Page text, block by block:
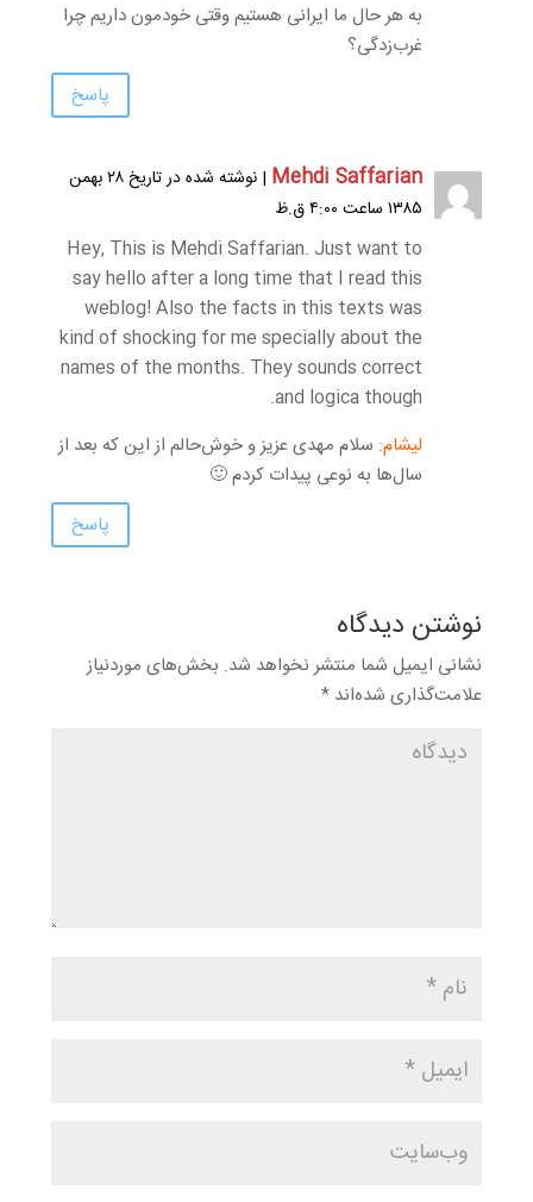
به هر حال ما ایرانی هستیم وقتی خودمون داریم چرا
غرب‌زدگی؟
پاسخ
Mehdi Saffarian
| نوشته شده در تاریخ ۲۸ بهمن
۱۳۸۵ ساعت ۴:۰۰ ق.ظ
Hey, This is Mehdi Saffarian. Just want to
say hello after a long time that I read this
weblog! Also the facts in this texts was
kind of shocking for me specially about the
names of the months. They sounds correct
and logica though.
لیشام: سلام مهدی عزیز و خوش‌حالم از این که بعد از
سال‌ها به نوعی پیدات کردم 🙂
پاسخ
نوشتن دیدگاه
نشانی ایمیل شما منتشر نخواهد شد. بخش‌های موردنیاز
علامت‌گذاری شده‌اند *